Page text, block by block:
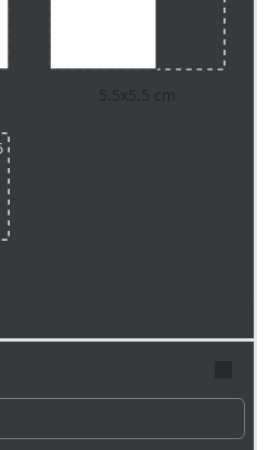
5.5x5.5 cm
different subjects to print.